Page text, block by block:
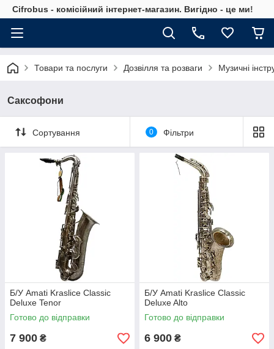
Cifrobus - комiсiйний iнтернет-магазин. Вигiдно - це ми!
Товари та послуги Дозвілля та розваги Музичні
Саксофони
Сортування 0 Фільтри
Б/У Amati Kraslice Classic
Deluxe Tenor
Готово до відправки
7 900 ₴
Б/У Amati Kraslice Classic
Deluxe Alto
Готово до відправки
6 900 ₴